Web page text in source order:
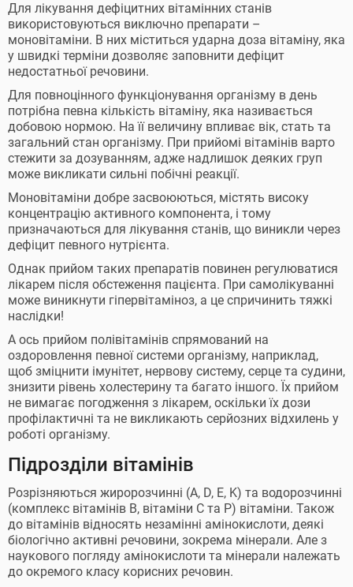
Для лікування дефіцитних вітамінних станів
використовуються виключно препарати –
моновітаміни. В них міститься ударна доза вітаміну, яка
у швидкі терміни дозволяє заповнити дефіцит
недостатньої речовини.
Для повноцінного функціонування організму в день
потрібна певна кількість вітаміну, яка називається
добовою нормою. На її величину впливає вік, стать та
загальний стан організму. При прийомі вітамінів варто
стежити за дозуванням, адже надлишок деяких груп
може викликати сильні побічні реакції.
Моновітаміни добре засвоюються, містять високу
концентрацію активного компонента, і тому
призначаються для лікування станів, що виникли через
дефіцит певного нутрієнта.
Однак прийом таких препаратів повинен регулюватися
лікарем після обстеження пацієнта. При самолікуванні
може виникнути гіпервітаміноз, а це спричинить тяжкі
наслідки!
А ось прийом полівітамінів спрямований на
оздоровлення певної системи організму, наприклад,
щоб зміцнити імунітет, нервову систему, серце та судини,
знизити рівень холестерину та багато іншого. Їх прийом
не вимагає погодження з лікарем, оскільки їх дози
профілактичні та не викликають серйозних відхилень у
роботі організму.
Підрозділи вітамінів
Розрізняються жиророзчинні (A, D, E, K) та водорозчинні
(комплекс вітамінів В, вітаміни С та Р) вітаміни. Також
до вітамінів відносять незамінні амінокислоти, деякі
біологічно активні речовини, зокрема мінерали. Але з
наукового погляду амінокислоти та мінерали належать
до окремого класу корисних речовин.